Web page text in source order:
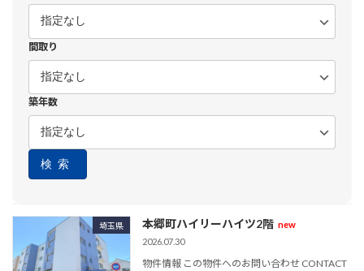
間取り
築年数
検索
埼玉県 本郷町ハイリーハイツ2階 new
2026.07.30
物件情報 この物件へのお問い合わせ CONTACT